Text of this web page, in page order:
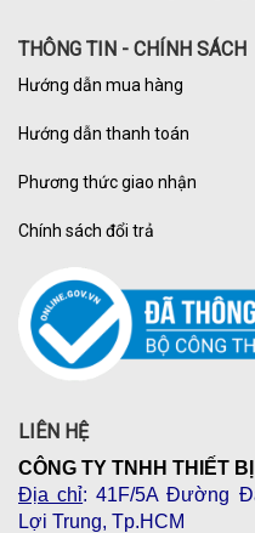
THÔNG TIN - CHÍNH SÁCH
Hướng dẫn mua hàng
Hướng dẫn thanh toán
Phương thức giao nhận
Chính sách đổi trả
LIÊN HỆ
CÔNG TY TNHH THIẾT
Địa chỉ: 41F/5A Đường
Lợi Trung, Tp.HCM